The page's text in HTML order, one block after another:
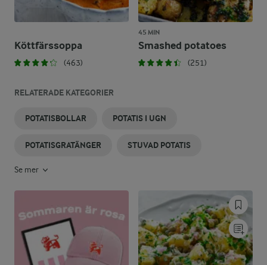
Köttfärssoppa
(463)
45 MIN
Smashed potatoes
(251)
RELATERADE KATEGORIER
POTATISBOLLAR POTATIS I UGN
POTATISGRATÄNGER STUVAD POTATIS
Se mer